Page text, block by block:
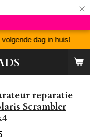
×
dag in huis!
reparatie
Scrambler